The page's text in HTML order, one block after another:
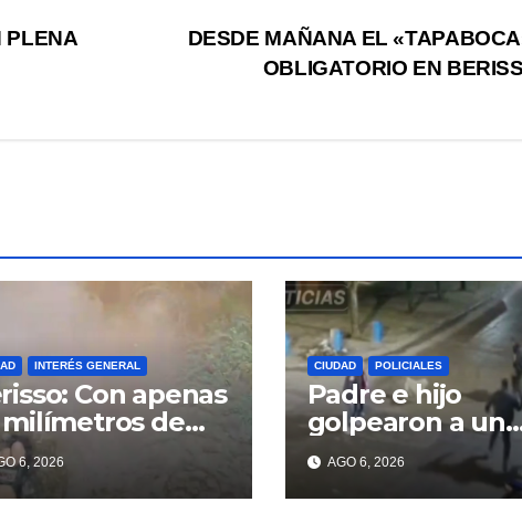
DESDE MAÑANA EL
OBLIGATORIO EN
PLENA
INTERÉS GENERAL
Con apenas
milímetros de
ya se sienten
problemas
6, 2026
CIUDAD POLICIALES
Padre e hijo
golpearon a un
delincuente
recuperar un
celular robado
AGO 6, 2026